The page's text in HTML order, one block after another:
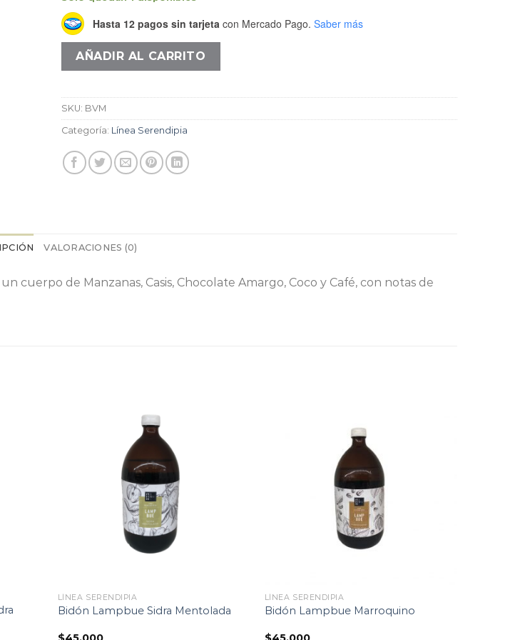
Hasta 12 pagos sin tarjeta con Mercado Pago. Saber más
AÑADIR AL CARRITO
SKU: BVM
Categoría: Línea Serendipia
VALORACIONES (0)
cuerpo de Manzanas, Casis, Chocolate Amargo, Coco y Café, con notas de
LÍNEA SERENDIPIA
Bidón Lampbue Sidra Mentolada
LÍNEA SERENDIPIA
Bidón Lampbue Marroquino